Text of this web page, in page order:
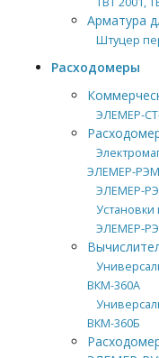
Арматура
Штуцер
Расходомеры
ЭЛЕМЕР-
ЭЛЕМЕР-РЭМ
ЭЛЕМЕР-
ЭЛЕМЕР-
ВКМ-360А
ВКМ-360Б